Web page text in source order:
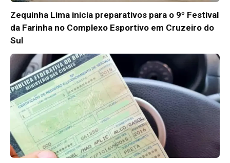
Zequinha Lima inicia preparativos para o 9º Festival
da Farinha no Complexo Esportivo em Cruzeiro do
Sul